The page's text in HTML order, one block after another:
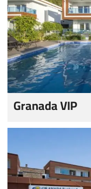
Granada VIP